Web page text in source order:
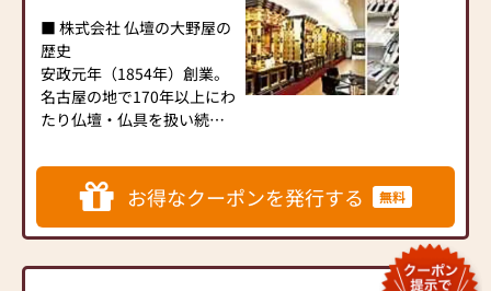
り揃えております。
「かけがえのない時間を、
これからも大切に 」―― ペ
ットとの想い出をやさしく
包み込む供養のかたちを、
ます。
【取り扱い仏壇】
ミニ仏壇、モダン仏壇、家
具調仏壇、手元供養、金仏
ただけます。
皆様のご来店を心よりお待
ちしております。
地域のお寺に合わせたお
仏壇、仏具のご提案はもち
ろん、お客様の状況に合わ
せた提案ができるように努
めております。
■ 株式会社 仏壇の大野屋の
歴史
安政元年（1854年）創業。
名古屋の地で170年以上にわ
たり仏壇・仏具を扱い続
域とともに歩み、名古屋で
現存する仏壇店の中で最も
長い歴史を持つ老舗です。
お得なクーポンを発行する 無料